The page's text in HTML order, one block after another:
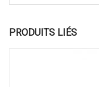
PRODUITS LIÉS